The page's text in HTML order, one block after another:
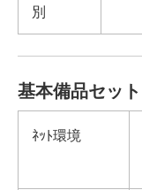
別
基本備品セット
ﾈｯﾄ環境